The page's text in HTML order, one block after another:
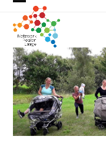
Skip
content
Open
mobile
menu
Close
mobile
menu